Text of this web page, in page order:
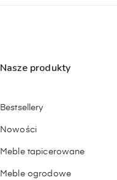
Nasze produkty
Bestsellery
Nowości
Meble tapicerowane
Meble ogrodowe